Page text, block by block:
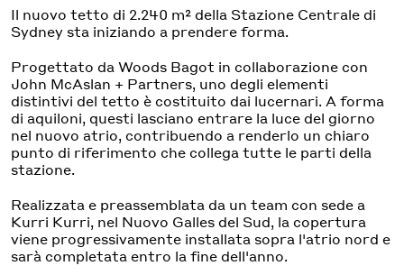
Il nuovo tetto di 2.240 m² della Stazione Centrale di
Sydney sta iniziando a prendere forma.
Progettato da Woods Bagot in collaborazione con
John McAslan + Partners, uno degli elementi
distintivi del tetto è costituito dai lucernari. A forma
di aquiloni, questi lasciano entrare la luce del giorno
nel nuovo atrio, contribuendo a renderlo un chiaro
punto di riferimento che collega tutte le parti della
stazione.
Realizzata e preassemblata da un team con sede a
Kurri Kurri, nel Nuovo Galles del Sud, la copertura
viene progressivamente installata sopra l'atrio nord e
sarà completata entro la fine dell'anno.